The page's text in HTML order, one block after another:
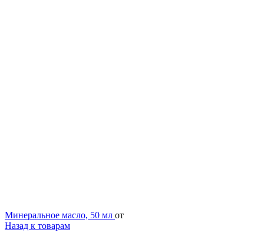
Минеральное масло, 50 мл от
Назад к товарам